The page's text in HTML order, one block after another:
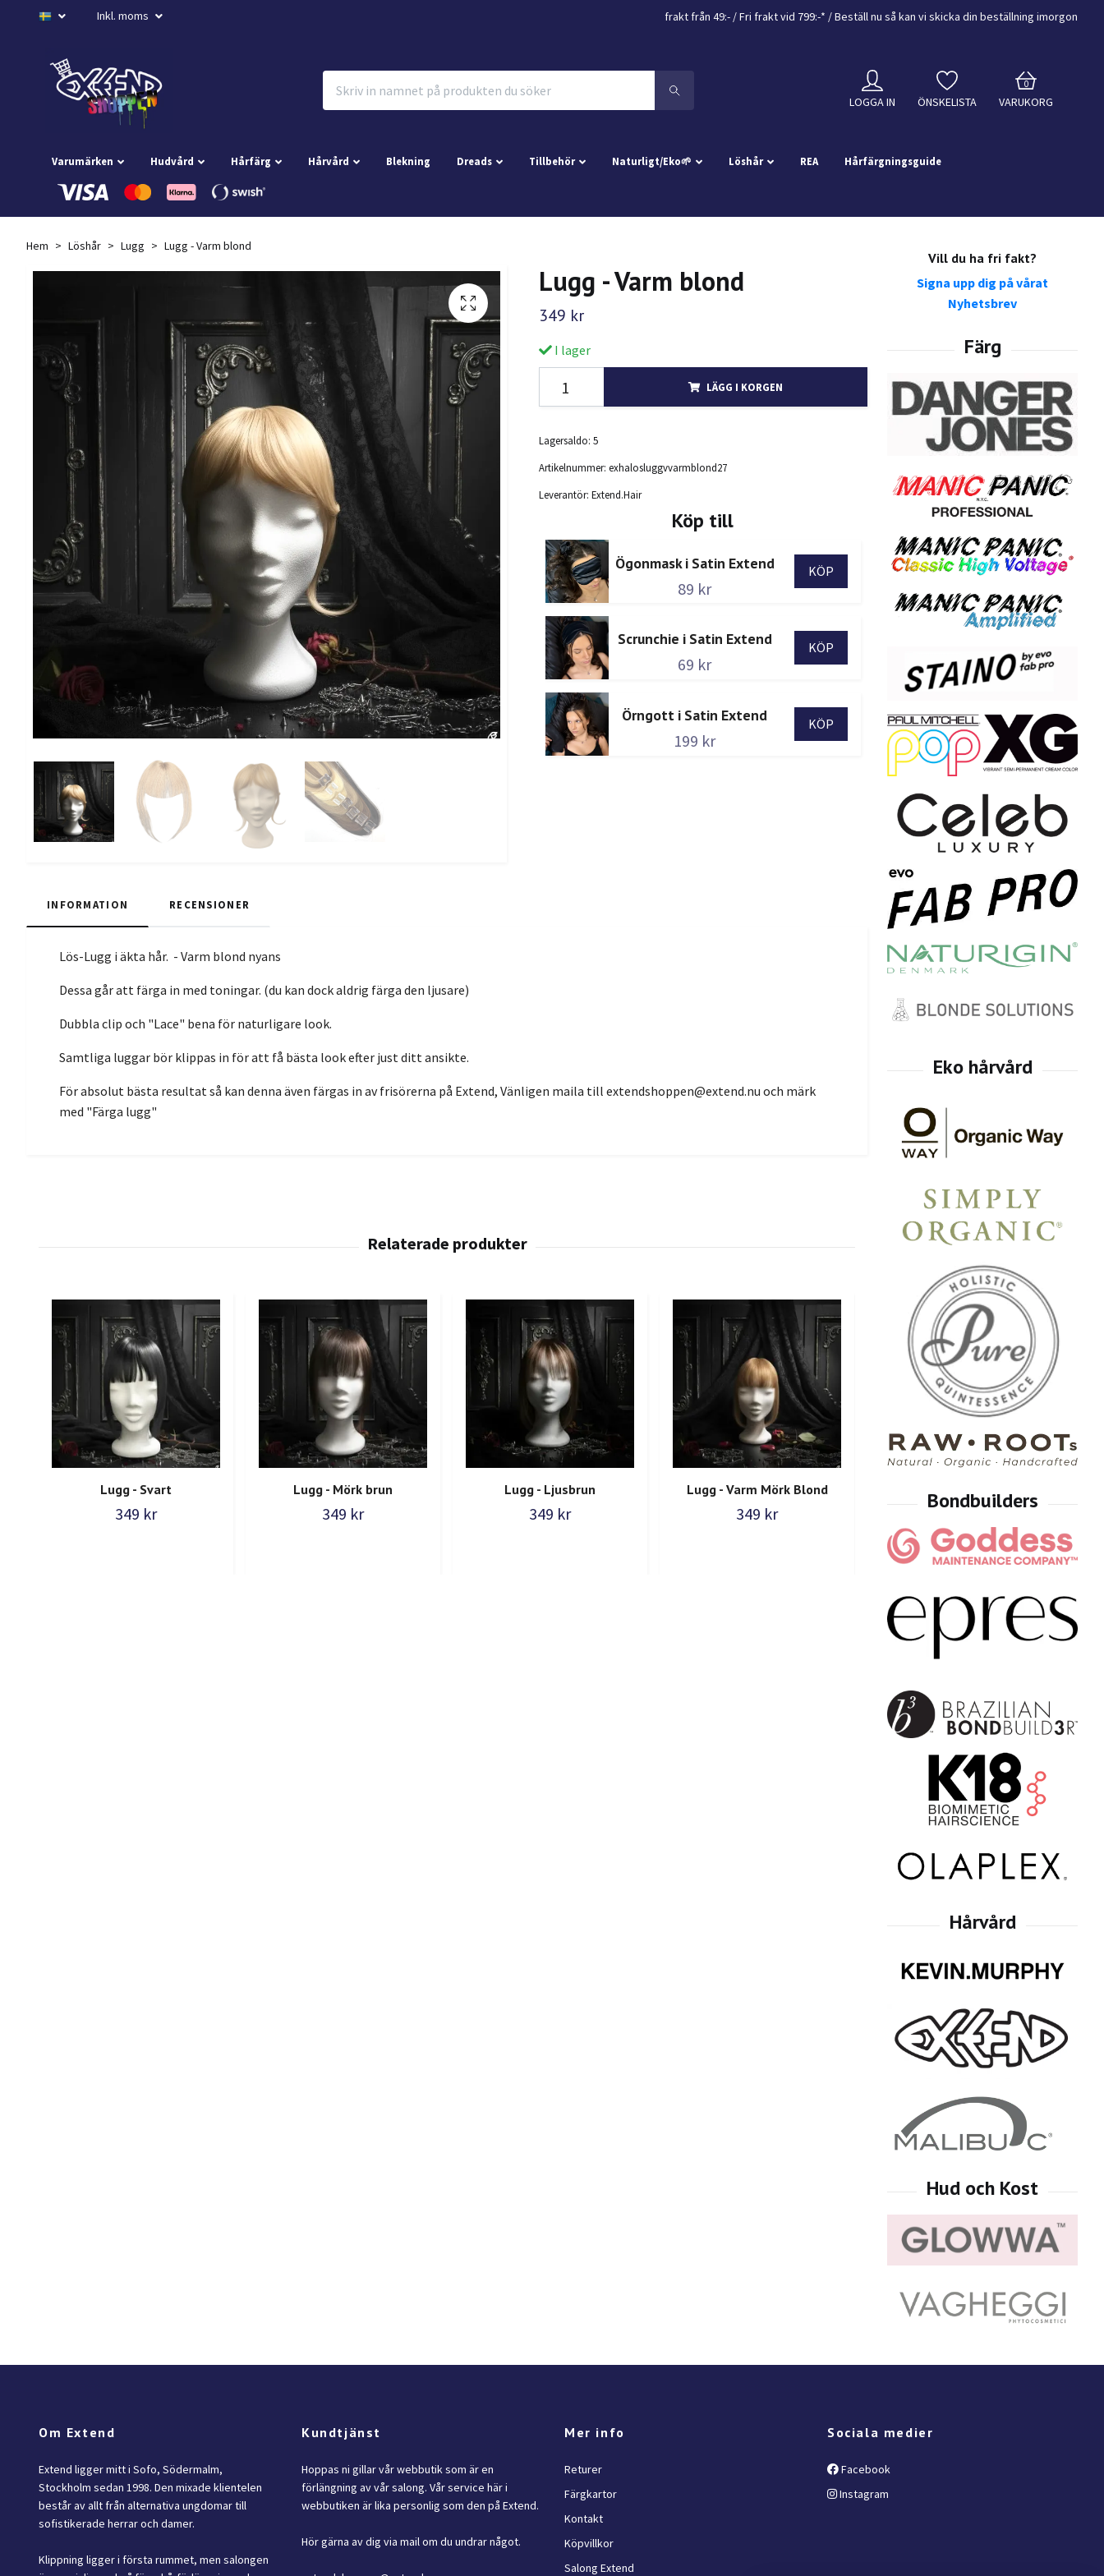
Inkl. moms frakt från 49:- /Fri frakt vid 799:-* / Beställ nu så kan vi skicka din beställning imorgon
LOGGA IN ÖNSKELISTA
0
VARUKORG
Varumärken Hudvård Hårfärg Hårvård Blekning Dreads Tillbehör Naturligt/Eko🌱 Löshår REA Hårfärgningsguide
Vill du ha fri fakt?
Signa upp dig på vårat
Nyhetsbrev
Hem Löshår Lugg Lugg - Varm blond
Lugg - Varm blond
349 kr
I lager
LÄGG I KORGEN
Lagersaldo: 5
Artikelnummer: exhalosluggvvarmblond27
Leverantör: Extend.Hair
Köp till
Ögonmask i Satin Extend
89 kr
Scrunchie i Satin Extend
69 kr
Örngott i Satin Extend
199 kr
INFORMATION RECENSIONER
Lös-Lugg i äkta hår. - Varm blond nyans
Dessa går att färga in med toningar. (du kan dock aldrig färga den ljusare)
Dubbla clip och "Lace" bena för naturligare look.
Samtliga luggar bör klippas in för att få bästa look efter just ditt ansikte.
För absolut bästa resultat så kan denna även färgas in av frisörerna på Extend, Vänligen maila till extendshoppen@extend.nu och märk
med "Färga lugg"
Lugg - Svart
349 kr
Lugg - Mörk brun
349 kr
Lugg - Ljusbrun
349 kr
Lugg - Varm Mörk Blond
349 kr 349 kr
Om Extend
Extend ligger mitt i Sofo, Södermalm,
Stockholm sedan 1998. Den mixade klientelen
består av allt från alternativa ungdomar till
sofistikerade herrar och damer.
Klippning ligger i första rummet, men salongen
Kundtjänst
Hoppas ni gillar vår webbutik som är en
förlängning av vår salong. Vår service här i
webbutiken är lika personlig som den på Extend.
Hör gärna av dig via mail om du undrar något.
Mer info
Returer
Färgkartor
Kontakt
Köpvillkor
Salong Extend
Sociala medier
Facebook
Instagram